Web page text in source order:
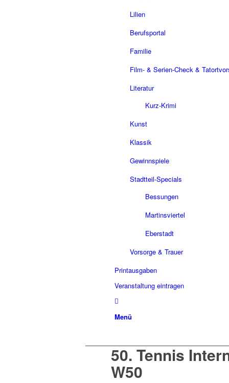
Lilien
Berufsportal
Familie
Film- & Serien-Check &
Literatur
Kurz-Krimi
Kunst
Klassik
Gewinnspiele
Stadtteil-Specials
Bessungen
Martinsviertel
Eberstadt
Vorsorge & Trauer
Printausgaben
Veranstaltung eintragen
Menü
50. Tennis
W50